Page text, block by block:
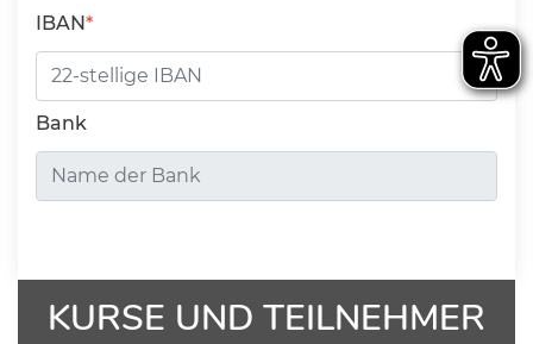
IBAN
Bank
KURSE UND TEILNEHMER